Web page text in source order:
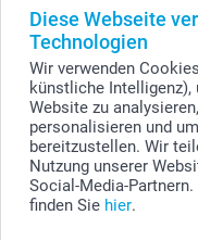
Diese Webseite
Technologien
Wir verwenden
künstliche Intelligenz),
Website zu
personalisieren und
bereitzustellen. Wir
Nutzung unserer
Social-Media-
finden Sie hier.
- Nederland - Norge -
Switzerland - Suomi
Other Countries
Alle Preise verstehen sich in